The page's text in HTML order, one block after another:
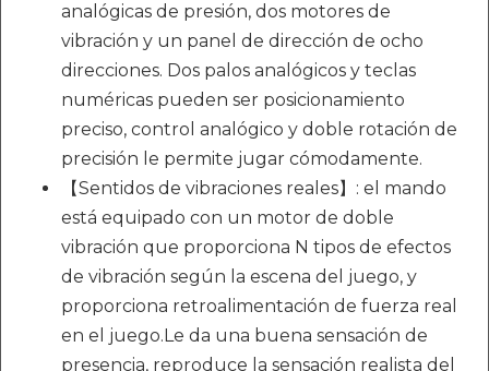
analógicas de presión, dos motores de
vibración y un panel de dirección de ocho
direcciones. Dos palos analógicos y teclas
numéricas pueden ser posicionamiento
preciso, control analógico y doble rotación de
precisión le permite jugar cómodamente.
【Sentidos de vibraciones reales】: el mando
está equipado con un motor de doble
vibración que proporciona N tipos de efectos
de vibración según la escena del juego, y
proporciona retroalimentación de fuerza real
en el juego.Le da una buena sensación de
presencia, reproduce la sensación realista del